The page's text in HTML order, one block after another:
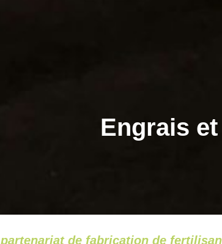
Engrais
de fabrication de